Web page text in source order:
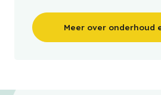
Meer over onderhoud